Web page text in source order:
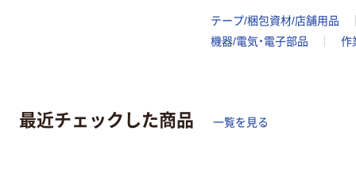
テープ/梱包資材/店舗用品
機器/電気・電子部品
作
最近チェックした商品 一覧を見る